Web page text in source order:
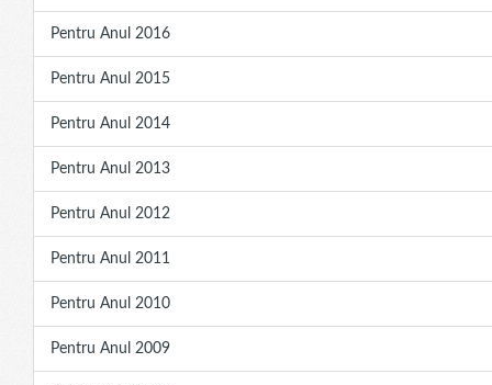
Pentru Anul 2016
Pentru Anul 2015
Pentru Anul 2014
Pentru Anul 2013
Pentru Anul 2012
Pentru Anul 2011
Pentru Anul 2010
Pentru Anul 2009